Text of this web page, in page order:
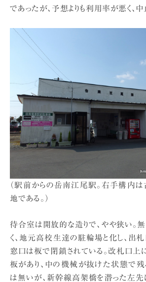
であったが、予想よりも利用率が悪く、中
（駅前からの岳南江尾駅。右手構内
地である。）
待合室は開放的な造りで、やや狭い。
く、地元高校生達の駐輪場と化し、出
窓口は板で閉鎖されている。改札口上
板があり、中の機械が抜けた状態で残
は無いが、新幹線高架橋を潜った左先